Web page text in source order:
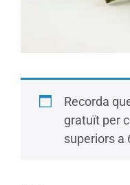
Recorda
gratuït per
superiors a